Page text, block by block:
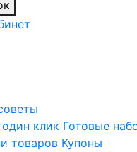
один клик Готовые
товаров Купоны